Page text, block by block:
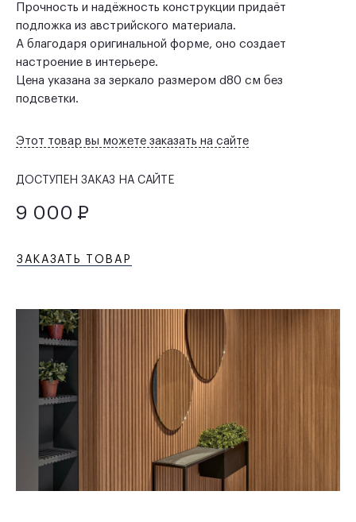
Прочность и надёжность конструкции придаёт
подложка из австрийского материала.
А благодаря оригинальной форме, оно создает
настроение в интерьере.
Цена указана за зеркало размером d80 см без
подсветки.
Этот товар вы можете заказать на сайте
ДОСТУПЕН ЗАКАЗ НА САЙТЕ
9 000 Р
ЗАКАЗАТЬ ТОВАР